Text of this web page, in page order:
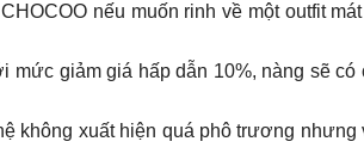
nếu muốn rinh về một outfit
giảm giá hấp dẫn 10%, nàng sẽ
không xuất hiện quá phô trương